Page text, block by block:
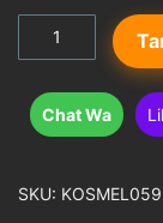
Kuantitas
300Chat Wa
SKU: KOSMEL059